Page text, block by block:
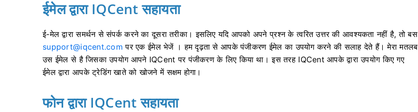
ईमेल द्वारा IQCent सहायता
ई-मेल द्वारा समर्थन से संपर्क करने का दूसरा तरीका।इसलिए यदि आपको अपने प्रश्न के त्वरित उत्तर की आवश्यकता नहीं है, तो बस
support@iqcent.com पर एक ईमेल भेजें ।हम दृढ़ता से आपके पंजीकरण ईमेल का उपयोग करने की सलाह देते हैं।मेरा मतलब
उस ईमेल से है जिसका उपयोग आपने IQCent पर पंजीकरण के लिए किया था।इस तरह IQCent आपके द्वारा उपयोग किए गए
ईमेल द्वारा आपके ट्रेडिंग खाते को खोजने में सक्षम होगा।
फोन द्वारा IQCent सहायता